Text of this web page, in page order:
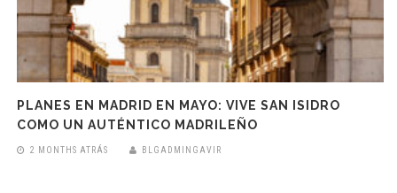
PLANES EN MADRID EN MAYO: VIVE SAN ISIDRO
COMO UN AUTÉNTICO MADRILEÑO
2 MONTHS ATRÁS BLGADMINGAVIR